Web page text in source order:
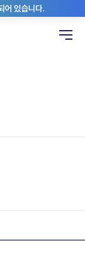
어 있습니다.